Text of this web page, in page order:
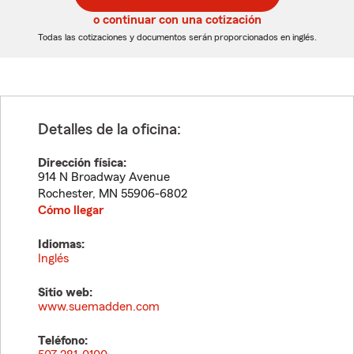
5
dígitos
5
dígitos
o continuar con una cotización
Todas las cotizaciones y documentos serán proporcionados en inglés.
Detalles de la oficina:
Dirección física:
914 N Broadway Avenue
Rochester, MN 55906-6802
Cómo llegar
Idiomas:
Inglés
Sitio web:
www.suemadden.com
Teléfono: